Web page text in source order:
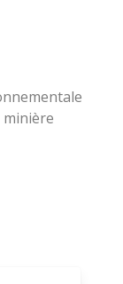
minière